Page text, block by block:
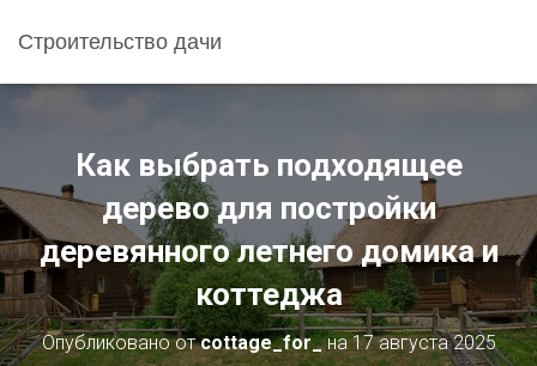
Строительство дачи
Как выбрать подходящее
дерево для постройки
деревянного летнего домика и
коттеджа
Опубликовано отcottage_for_на17 августа 2025